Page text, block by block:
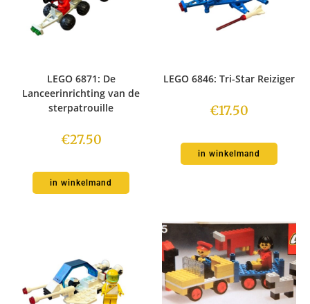
LEGO 6871: De
Lanceerinrichting van de
sterpatrouille
€27.50
in winkelmand
LEGO 6846: Tri-Star Reiziger
€17.50
in winkelmand